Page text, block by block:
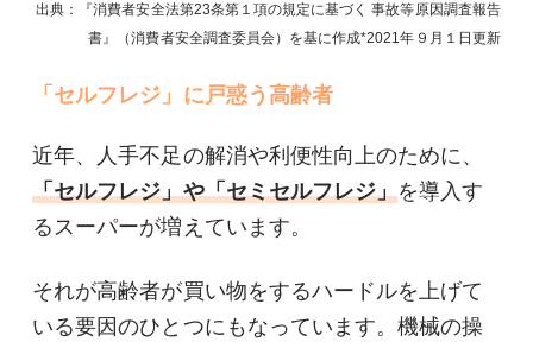
出典：『消費者安全法第23条第１項の規定に基づく 事故等原因調査報告
書』（消費者安全調査委員会）を基に作成 2021年９月１日 更新
「セルフレジ」に戸惑う高齢者
近年、人手不足の解消や利便性向上のために、
「セルフレジ」や「セミセルフレジ」を導入す
るスーパーが増えています。
それが高齢者が買い物をするハードルを上げて
いる要因のひとつにもなっています。機械の操